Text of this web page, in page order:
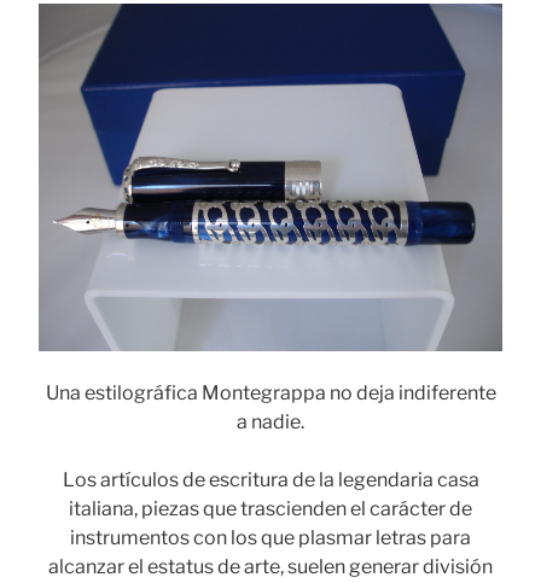
Una estilográfica Montegrappa no deja indiferente
a nadie.
Los artículos de escritura de la legendaria casa
italiana, piezas que trascienden el carácter de
instrumentos con los que plasmar letras para
alcanzar el estatus de arte, suelen generar división